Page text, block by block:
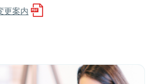
更案内